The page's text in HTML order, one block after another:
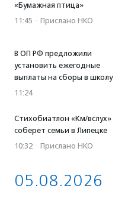
«Бумажная птица»
11:45 · Прислано НКО
В ОП РФ предложили
установить ежегодные
выплаты на сборы в школу
11:24
Стихобиатлон «Км/вслух»
соберет семьи в Липецке
10:32 · Прислано НКО
05.08.2026